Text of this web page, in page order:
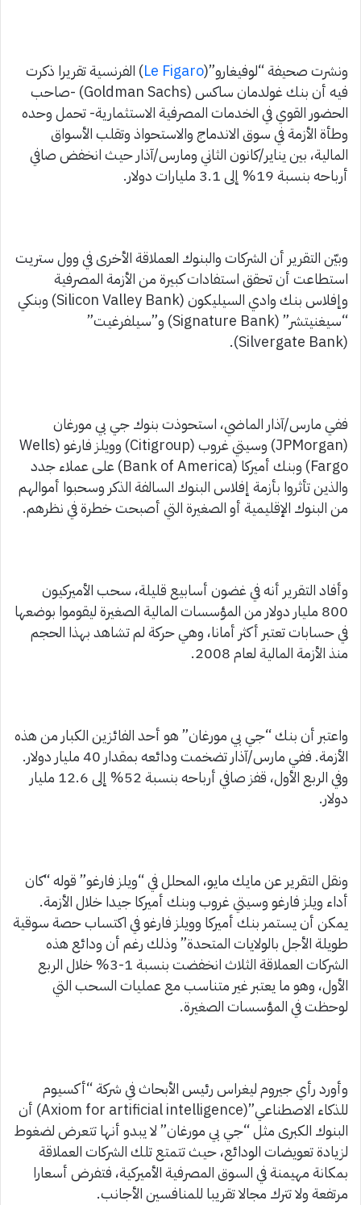
ونشرت صحيفة “لوفيغارو”(Le Figaro) الفرنسية تقريرا ذكرت
فيه أن بنك غولدمان ساكس (Goldman Sachs) -صاحب
الحضور القوي في الخدمات المصرفية الاستثمارية- تحمل وحده
وطأة الأزمة في سوق الاندماج والاستحواذ وتقلب الأسواق
المالية، بين يناير/كانون الثاني ومارس/آذار حيث انخفض صافي
أرباحه بنسبة 19% إلى 3.1 مليارات دولار.
وبيّن التقرير أن الشركات والبنوك العملاقة الأخرى في وول ستريت
استطاعت أن تحقق استفادات كبيرة من الأزمة المصرفية
وإفلاس بنك وادي السيليكون (Silicon Valley Bank) وبنكي
“سيغنيتشر” (Signature Bank) و”سيلفرغيت”
(Silvergate Bank).
ففي مارس/آذار الماضي، استحوذت بنوك جي بي مورغان
(JPMorgan) وسيتي غروب (Citigroup) وويلز فارغو (Wells
Fargo) وبنك أميركا (Bank of America) على عملاء جدد
والذين تأثروا بأزمة إفلاس البنوك السالفة الذكر وسحبوا أموالهم
من البنوك الإقليمية أو الصغيرة التي أصبحت خطرة في نظرهم.
وأفاد التقرير أنه في غضون أسابيع قليلة، سحب الأميركيون
800 مليار دولار من المؤسسات المالية الصغيرة ليقوموا بوضعها
في حسابات تعتبر أكثر أمانا، وهي حركة لم تشاهد بهذا الحجم
منذ الأزمة المالية لعام 2008.
واعتبر أن بنك “جي بي مورغان” هو أحد الفائزين الكبار من هذه
الأزمة. ففي مارس/آذار تضخمت ودائعه بمقدار 40 مليار دولار.
وفي الربع الأول، قفز صافي أرباحه بنسبة 52% إلى 12.6 مليار
دولار.
ونقل التقرير عن مايك مايو، المحلل في “ويلز فارغو” قوله “كان
أداء ويلز فارغو وسيتي غروب وبنك أميركا جيدا خلال الأزمة.
يمكن أن يستمر بنك أميركا وويلز فارغو في اكتساب حصة سوقية
طويلة الأجل بالولايات المتحدة” وذلك رغم أن ودائع هذه
الشركات العملاقة الثلاث انخفضت بنسبة 1-3% خلال الربع
الأول، وهو ما يعتبر غير متناسب مع عمليات السحب التي
لوحظت في المؤسسات الصغيرة.
وأورد رأي جيروم ليغراس رئيس الأبحاث في شركة “أكسيوم
للذكاء الاصطناعي”(Axiom for artificial intelligence) أن
البنوك الكبرى مثل “جي بي مورغان” لا يبدو أنها تتعرض لضغوط
لزيادة تعويضات الودائع، حيث تتمتع تلك الشركات العملاقة
بمكانة مهيمنة في السوق المصرفية الأميركية، فتفرض أسعارا
مرتفعة ولا تترك مجالا تقريبا للمنافسين الأجانب.